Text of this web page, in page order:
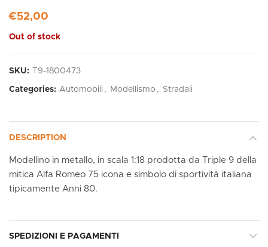
€52,00
Out of stock
SKU: T9-1800473
Categories: Automobili , Modellismo , Stradali
DESCRIPTION
Modellino in metallo, in scala 1:18 prodotta da Triple 9 della
mitica Alfa Romeo 75 icona e simbolo di sportività italiana
tipicamente Anni 80.
SPEDIZIONI E PAGAMENTI